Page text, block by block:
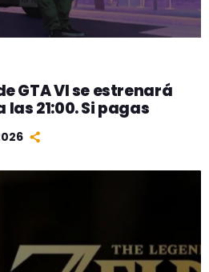
GTA VI se estrenará
las 21:00. Si pagas